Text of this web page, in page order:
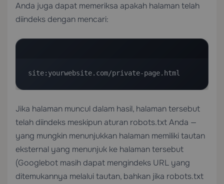
Anda juga dapat memeriksa apakah halaman telah
diindeks dengan mencari:
site:yourwebsite.com/private-page.html
Jika halaman muncul dalam hasil, halaman tersebut
telah diindeks meskipun aturan robots.txt Anda —
yang mungkin menunjukkan halaman memiliki tautan
eksternal yang menunjuk ke halaman tersebut
(Googlebot masih dapat mengindeks URL yang
ditemukannya melalui tautan, bahkan jika robots.txt